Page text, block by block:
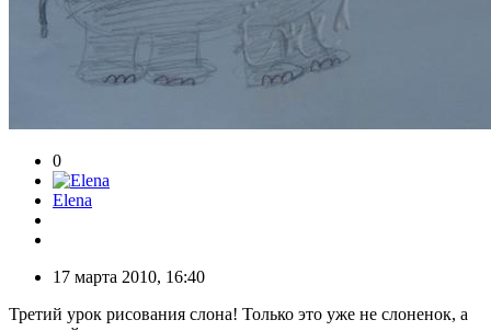
0
Elena
17 марта 2010, 16:40
Третий урок рисования слона! Только это уже не слоненок, а